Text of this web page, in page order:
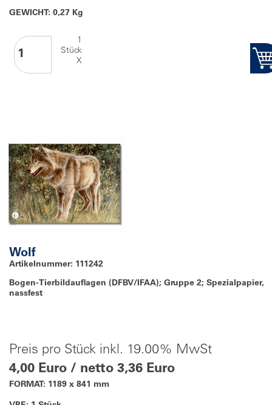
GEWICHT: 0,27 Kg
1
Stück
X
Wolf
Artikelnummer: 111242
Bogen-Tierbildauflagen (DFBV/IFAA); Gruppe 2; Spezialpapier,
nassfest
Preis pro Stück inkl. 19.00% MwSt
4,00 Euro / netto 3,36 Euro
FORMAT: 1189 x 841 mm